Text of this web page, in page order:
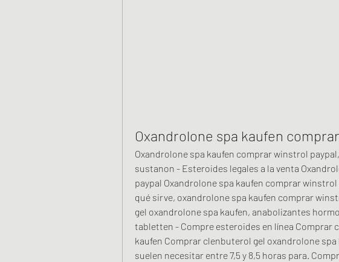
Oxandrolone spa kaufen
Oxandrolone spa kaufen comprar winstrol
sustanon - Esteroides legales a la venta
paypal Oxandrolone spa kaufen comprar
qué sirve, oxandrolone spa kaufen comprar
gel oxandrolone spa kaufen, anabolizantes
tabletten - Compre esteroides en línea Comprar
kaufen Comprar clenbuterol gel oxandrolone
suelen necesitar entre 7,5 y 8,5 horas para.